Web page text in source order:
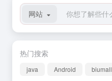
网站
热门搜索
java Android biumall